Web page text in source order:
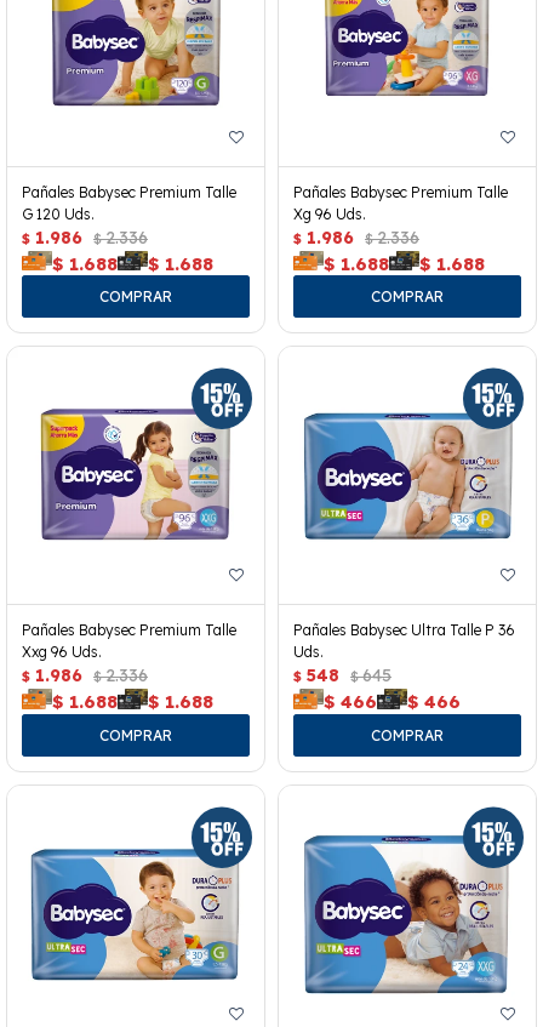
Pañales Babysec Premium Talle
G 120 Uds.
$ 1.986 $ 2.336
$ 1.688 $ 1.688
Pañales Babysec Premium Talle
Xg 96 Uds.
$ 1.986 $ 2.336
$ 1.688 $ 1.688
Pañales Babysec Premium Talle
Xxg 96 Uds.
$ 1.986 $ 2.336
$ 1.688 $ 1.688
Pañales Babysec Ultra Talle P 36
Uds.
$ 548 $ 645
$ 466 $ 466